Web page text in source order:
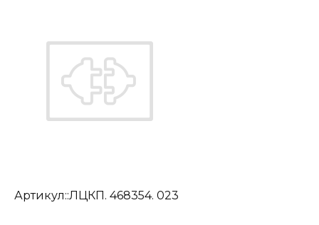
Артикул::ЛЦКП. 468354. 023